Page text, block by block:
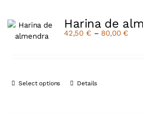
Harina de
42,50 € – 80,00 €
Select options Details